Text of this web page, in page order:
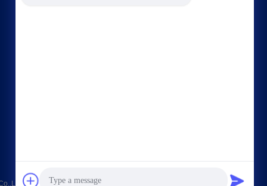
. सर्वाधिकार सुरक्षित।